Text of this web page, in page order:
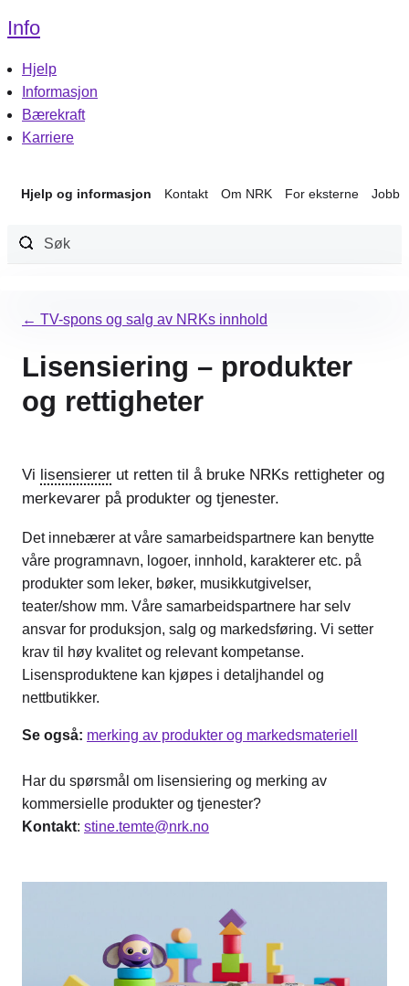
Info
Hjelp
Informasjon
Bærekraft
Karriere
Hjelp og informasjon Kontakt Om NRK For eksterne Jobb
innhold
← TV-spons og salg av NRKs innhold
Lisensiering – produkter
og rettigheter
Vi lisensierer ut retten til å bruke NRKs rettigheter og
merkevarer på produkter og tjenester.
Det innebærer at våre samarbeidspartnere kan benytte
våre programnavn, logoer, innhold, karakterer etc. på
produkter som leker, bøker, musikkutgivelser,
teater/show mm. Våre samarbeidspartnere har selv
ansvar for produksjon, salg og markedsføring. Vi setter
krav til høy kvalitet og relevant kompetanse.
Lisensproduktene kan kjøpes i detaljhandel og
nettbutikker.
Se også: merking av produkter og markedsmateriell
Har du spørsmål om lisensiering og merking av
kommersielle produkter og tjenester?
Kontakt: stine.temte@nrk.no